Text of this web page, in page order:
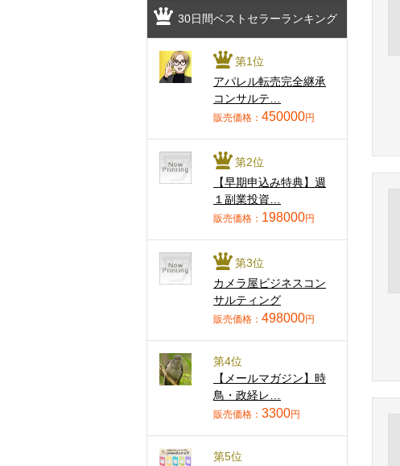
30日間ベストセラーランキング
第1位
アパレル転売完全継承
コンサルテ…
販売価格： 450000円
第2位
【早期申込み特典】週
１副業投資…
販売価格： 198000円
第3位
カメラ屋ビジネスコン
サルティング
販売価格： 498000円
第4位
【メールマガジン】時
鳥・政経レ…
販売価格： 3300円
第5位